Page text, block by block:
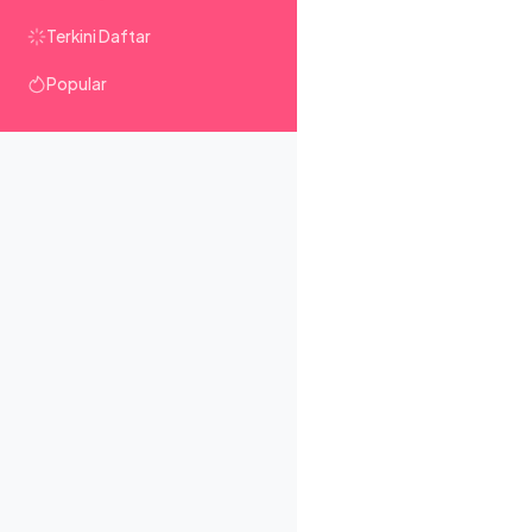
Terkini Daftar
Popular